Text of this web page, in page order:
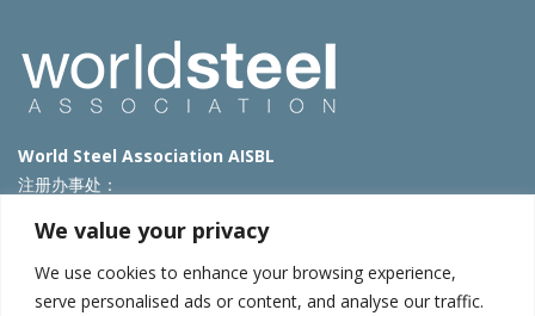
We value your privacy
We use cookies to enhance your browsing experience,
serve personalised ads or content, and analyse our traffic.
World Steel Association AISBL
注册办事处：
T: +32 2 702 89 00 – E:steel@worldsteel.org